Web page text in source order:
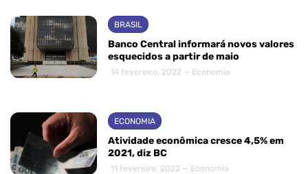
BRASIL
Banco Central informará novos valores
esquecidos a partir de maio
14 fevereiro, 2022 — Economia
ECONOMIA
Atividade econômica cresce 4,5% em
2021, diz BC
11 fevereiro, 2022 — Economia